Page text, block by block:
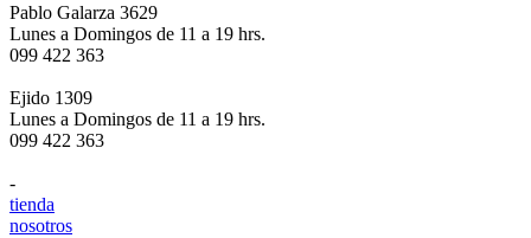
Pablo Galarza 3629
Lunes a Domingos de 11 a 19 hrs.
099 422 363
Ejido 1309
Lunes a Domingos de 11 a 19 hrs.
099 422 363
-
tienda
nosotros